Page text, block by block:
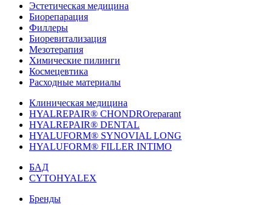
Эстетическая медицина
Биорепарация
Филлеры
Биоревитализация
Мезотерапия
Химические пилинги
Космецевтика
Расходные материалы
Клиническая медицина
HYALREPAIR® CHONDROreparant
HYALREPAIR® DENTAL
HYALUFORM® SYNOVIAL LONG
HYALUFORM® FILLER INTIMO
БАД
CYTOHYALEX
Бренды